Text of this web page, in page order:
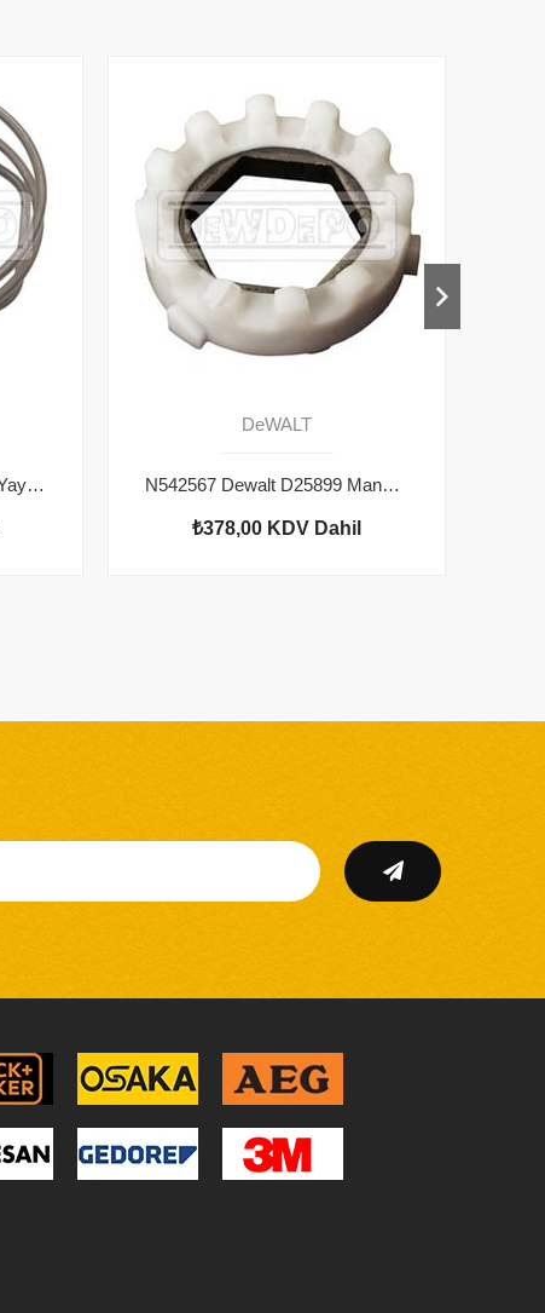
487289-00 Dewalt D25899 Yay Kilitli
DeWALT
N542567 Dewalt D25899 Manşon
₺378,00 KDV Dahil